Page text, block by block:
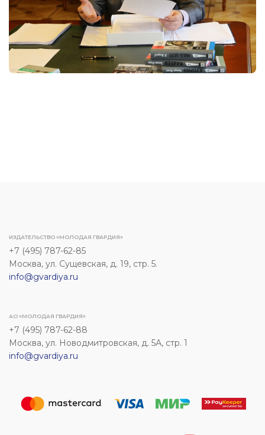
ИЗДАТЕЛЬСТВО «МОЛОДАЯ ГВАРДИЯ»
+7 (495) 787-62-85
Москва, ул. Сущевская, д. 19, стр. 5.
info@gvardiya.ru
АО «МОЛОДАЯ ГВАРДИЯ»
+7 (495) 787-62-88
Москва, ул. Новодмитровская, д. 5А, стр. 1
info@gvardiya.ru